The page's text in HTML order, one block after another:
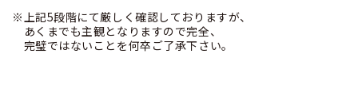
※上記5段階にて厳しく確認しておりますが、
あくまでも主観となりますので完全、
完璧ではないことを何卒ご了承下さい。